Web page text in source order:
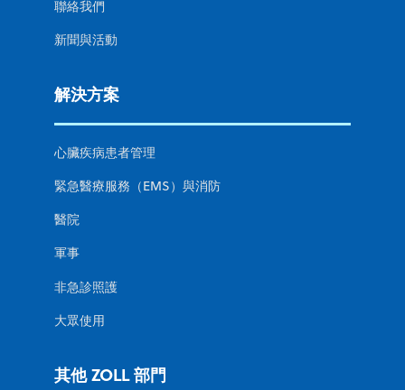
聯絡我們
新聞與活動
解決方案
心臟疾病患者管理
緊急醫療服務（EMS）與消防
醫院
軍事
非急診照護
大眾使用
其他 ZOLL 部門